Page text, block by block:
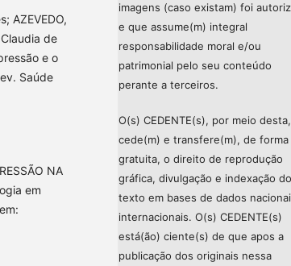
AZEVEDO,
de
e o
Saúde
NA
em
imagens (caso existam) foi
e que assume(m) integral
responsabilidade moral e/ou
patrimonial pelo seu conteúdo
perante a terceiros.
O(s) CEDENTE(s), por meio desta,
cede(m) e transfere(m), de forma
gratuita, o direito de reprodução
gráfica, divulgação e indexação do
texto em bases de dados
internacionais. O(s) CEDENTE(s)
está(ão) ciente(s) de que apos a
publicação dos originais nessa